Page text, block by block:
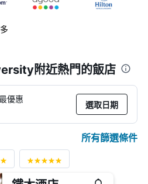
附近熱門的飯店
優惠
選取日期
所有篩選條件